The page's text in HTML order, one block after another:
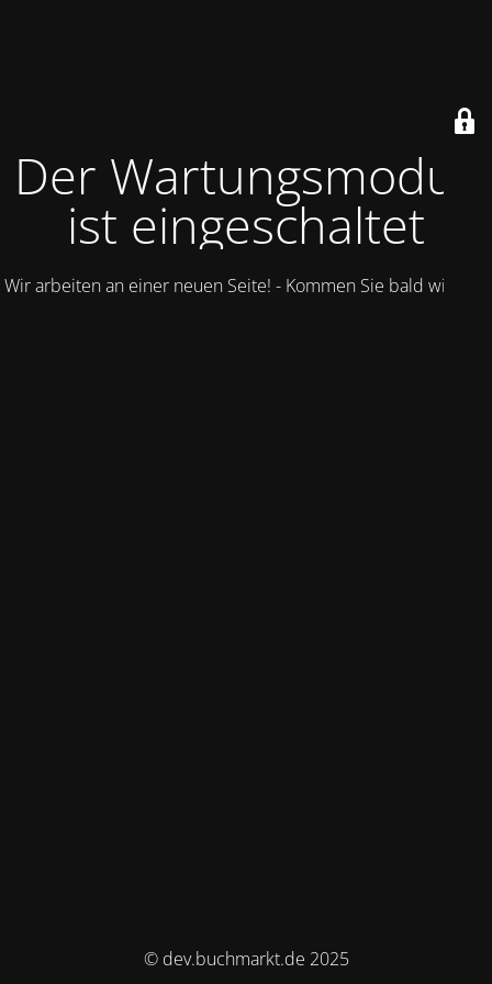
Der Wartungsmodus
ist eingeschaltet
Wir arbeiten an einer neuen Seite! - Kommen Sie bald wieder.
© dev.buchmarkt.de 2025